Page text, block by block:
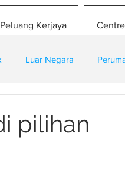
Peluang Kerjaya
Luar Negara
pilihan